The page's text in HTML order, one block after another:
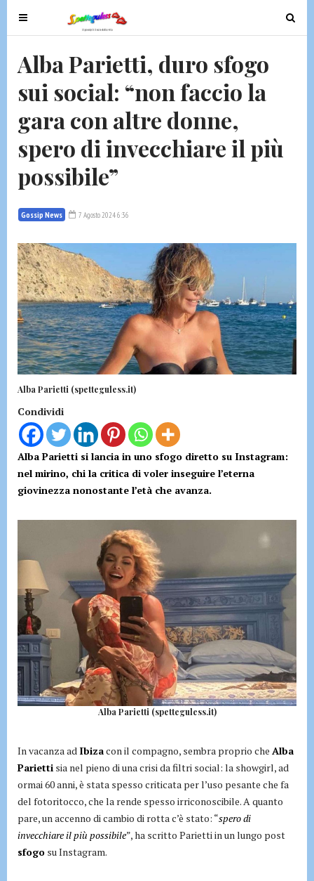
T
o
g
e
n
a
v
g
t
o
n
T
o
Alba Parietti, duro sfogo
sui social: “non faccio la
gara con altre donne,
spero di invecchiare il più
possibile”
Gossip News 7 Agosto 2024 6:36
Alba Parietti (spetteguless.it)
Condividi
Alba Parietti si lancia in uno sfogo diretto su Instagram:
nel mirino, chi la critica di voler inseguire l’eterna
giovinezza nonostante l’età che avanza.
Alba Parietti (spetteguless.it)
In vacanza ad Ibizacon il compagno, sembra proprio che Alba
Parietti sia nel pieno di una crisi da filtri social: la showgirl, ad
ormai 60 anni, è stata spesso criticata per l’uso pesante che fa
del fotoritocco, che la rende spesso irriconoscibile. A quanto
pare, un accenno di cambio di rotta c’è stato: “spero di
invecchiare il più possibile”, ha scritto Parietti in un lungo post
sfogo su Instagram.